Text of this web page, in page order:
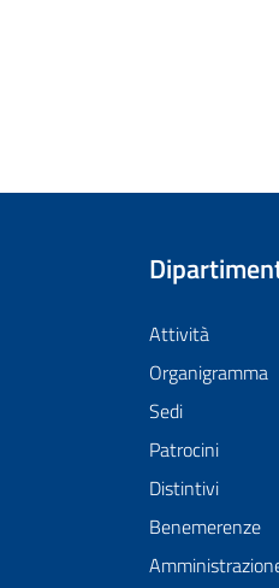
Protezione Civile
Attività
Organigramma
Sedi
Patrocini
Distintivi
Benemerenze